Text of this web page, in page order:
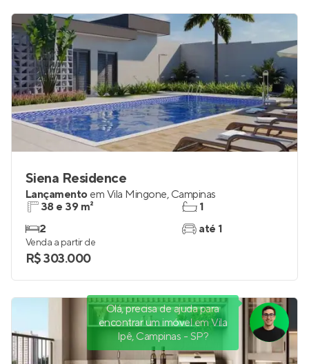
Siena Residence
Lançamento em Vila Mingone, Campinas
38 e 39 m²
2
1
até 1
Venda a partir de
R$ 303.000
Olá, precisa de ajuda para
encontrar um imóvel em Vila
Ipê, Campinas - SP?